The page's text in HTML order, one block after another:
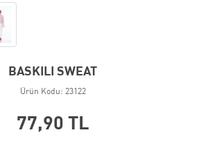
BASKILI SWEAT
Ürün Kodu: 23122
77,90 TL